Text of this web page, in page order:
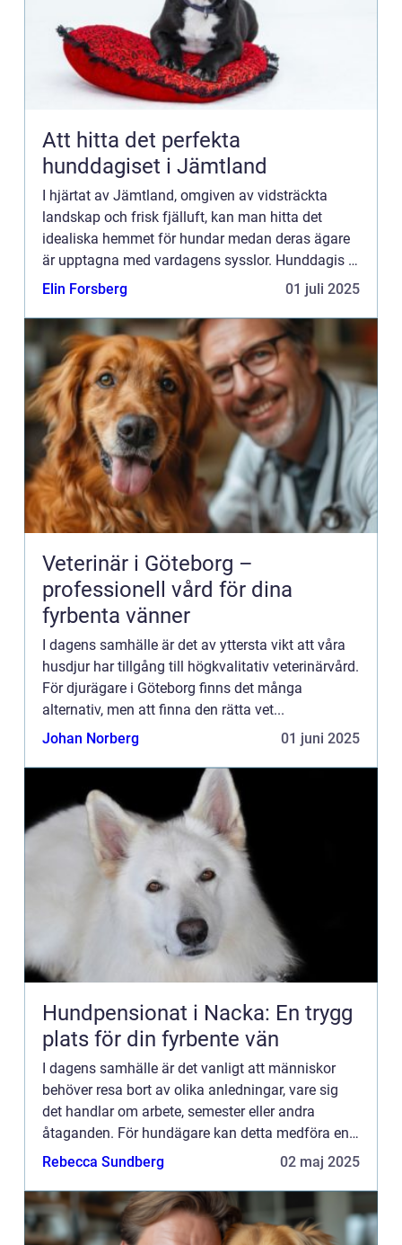
Att hitta det perfekta
hunddagiset i Jämtland
I hjärtat av Jämtland, omgiven av vidsträckta
landskap och frisk fjälluft, kan man hitta det
idealiska hemmet för hundar medan deras ägare
är upptagna med vardagens sysslor. Hunddagis i
Jämtland erbjuder en idy...
Elin Forsberg 01 juli 2025
Veterinär i Göteborg –
professionell vård för dina
fyrbenta vänner
I dagens samhälle är det av yttersta vikt att våra
husdjur har tillgång till högkvalitativ veterinärvård.
För djurägare i Göteborg finns det många
alternativ, men att finna den rätta vet...
Johan Norberg
01 juni 2025
Hundpensionat i Nacka: En trygg
plats för din fyrbente vän
I dagens samhälle är det vanligt att människor
behöver resa bort av olika anledningar, vare sig
det handlar om arbete, semester eller andra
åtaganden. För hundägare kan detta medföra en
utmaning: Vem ska ta ha...
Rebecca Sundberg 02 maj 2025